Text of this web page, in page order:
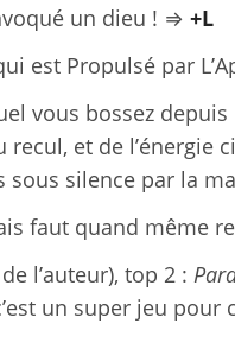
un dieu ! ⇒ +L
est Propulsé par
vous bossez
et de l’énergie
sous silence par la
faut quand même
l’auteur), top 2 :
un super jeu